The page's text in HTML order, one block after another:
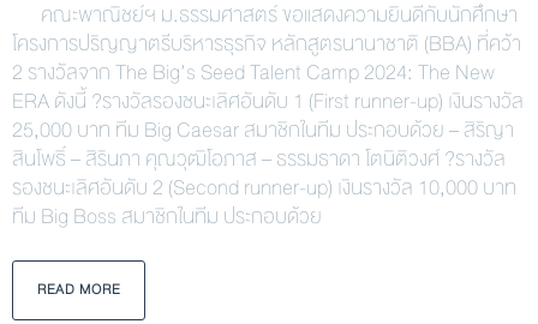
คณะพาณิชย์ฯ ม.ธรรมศาสตร์ ขอแสดงความยินดีกับนักศึกษา
โครงการปริญญาตรีบริหารธุรกิจ หลักสูตรนานาชาติ (BBA) ที่คว้า
2 รางวัลจาก The Big’s Seed Talent Camp 2024: The New
ERA ดังนี้ ?รางวัลรองชนะเลิศอันดับ 1 (First runner-up) เงินรางวัล
25,000 บาท ทีม Big Caesar สมาชิกในทีม ประกอบด้วย – สิริญา
สินโพธิ์ – สิรินภา คุณวุฒิโอภาส – ธรรมธาดา โตนิติวงศ์ ?รางวัล
รองชนะเลิศอันดับ 2 (Second runner-up) เงินรางวัล 10,000 บาท
ทีม Big Boss สมาชิกในทีม ประกอบด้วย
READ MORE